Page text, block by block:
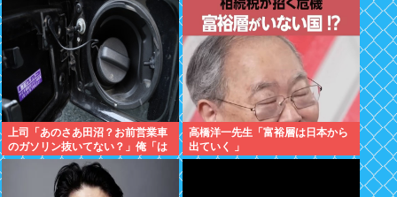
上司「あのさあ田沼？お前営業車
のガソリン抜いてない？」俺「は
ぁ？どういうことすか？」上司
「自分の車に入れ替えたりしてな
い？？」⇒結果ｗｗ
高橋洋一先生「富裕層は日本から
出ていく 」